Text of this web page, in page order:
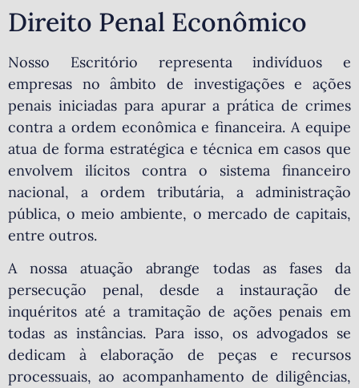
Direito Penal Econômico
Nosso Escritório representa indivíduos e
empresas no âmbito de investigações e ações
penais iniciadas para apurar a prática de crimes
contra a ordem econômica e financeira. A equipe
atua de forma estratégica e técnica em casos que
envolvem ilícitos contra o sistema financeiro
nacional, a ordem tributária, a administração
pública, o meio ambiente, o mercado de capitais,
entre outros.
A nossa atuação abrange todas as fases da
persecução penal, desde a instauração de
inquéritos até a tramitação de ações penais em
todas as instâncias. Para isso, os advogados se
dedicam à elaboração de peças e recursos
processuais, ao acompanhamento de diligências,